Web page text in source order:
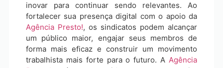
inovar para continuar sendo relevantes. Ao
fortalecer sua presença digital com o apoio da
Agência Presto!, os sindicatos podem alcançar
um público maior, engajar seus membros de
forma mais eficaz e construir um movimento
trabalhista mais forte para o futuro. A Agência